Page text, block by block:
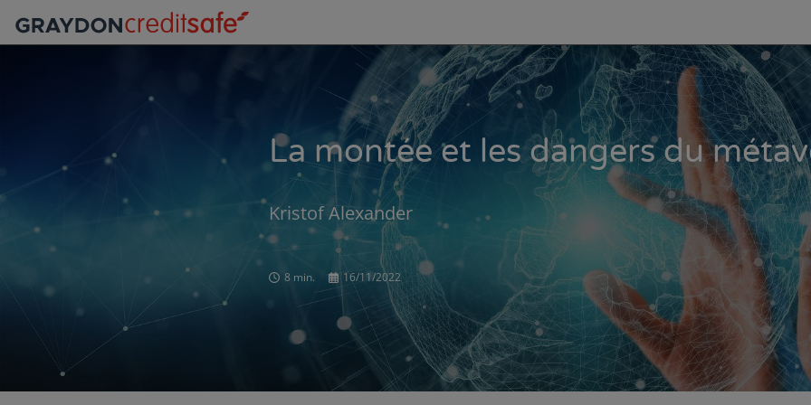
La montée et les dangers du
Kristof Alexander
8 min. 16/11/2022